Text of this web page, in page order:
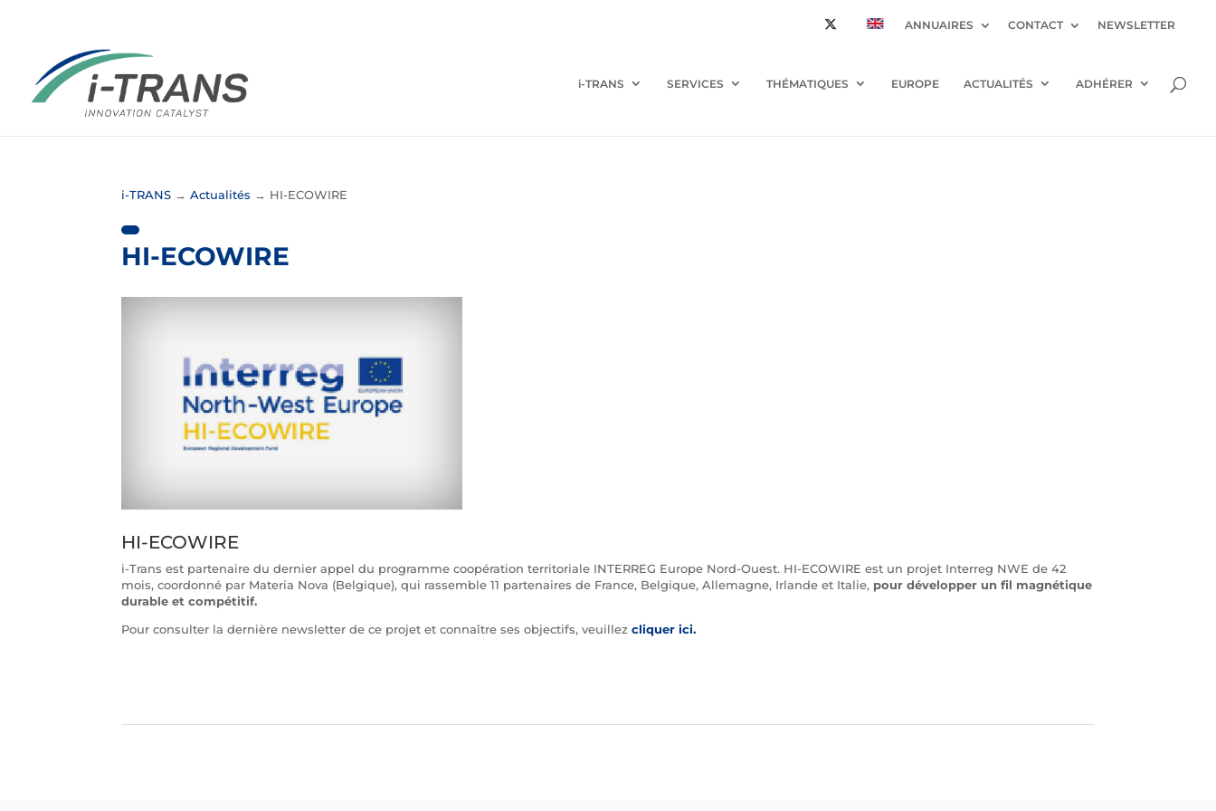
ANNUAIRES CONTACT NEWSLETTER
i-TRANS SERVICES THÉMATIQUES EUROPE ACTUALITÉS ADHÉRER
i-TRANS →Actualités → HI-ECOWIRE
HI-ECOWIRE
HI-ECOWIRE
i-Trans est partenaire du dernier appel du programme coopération territoriale INTERREG Europe Nord-Ouest. HI-ECOWIRE est un projet Interreg NWE de 42
mois, coordonné par Materia Nova (Belgique), qui rassemble 11 partenaires de France, Belgique, Allemagne, Irlande et Italie, pour développer un fil magnétique
durable et compétitif.
Pour consulter la dernière newsletter de ce projet et connaître ses objectifs, veuillezcliquer ici.